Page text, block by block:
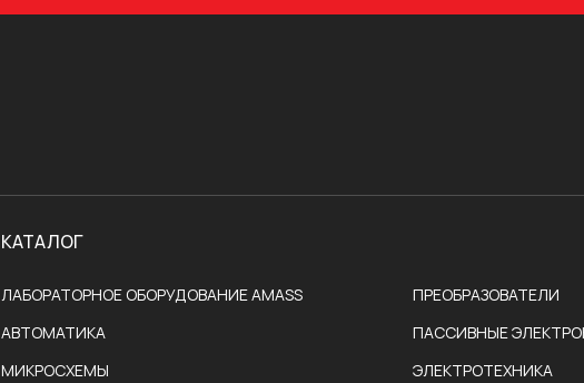
КАТАЛОГ
ЛАБОРАТОРНОЕ ОБОРУДОВАНИЕ AMASS
АВТОМАТИКА
МИКРОСХЕМЫ
ПРЕОБРАЗОВАТЕЛИ
ПАССИВНЫЕ
ЭЛЕКТРОТЕХНИКА